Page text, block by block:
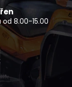
8.00-15.00